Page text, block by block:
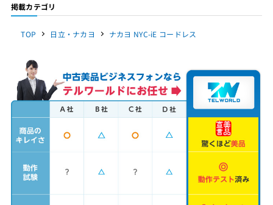
掲載カテゴリ
TOP 日立・ナカヨ ナカヨ NYC-iE コードレス